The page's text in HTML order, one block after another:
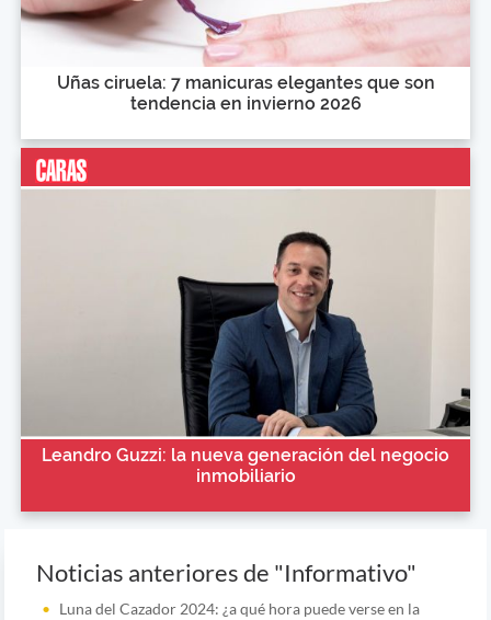
Uñas ciruela: 7 manicuras elegantes que son
tendencia en invierno 2026
Leandro Guzzi: la nueva generación del negocio
inmobiliario
Noticias anteriores de "Informativo"
Luna del Cazador 2024: ¿a qué hora puede verse en la